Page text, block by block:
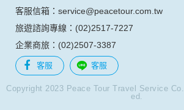
資料使用:
本公司不會向任何人出售或出借您的個人識
資料：
1.遵守法令或政府機關的要求；或我們發覺
違反本公司旗下網站的會員條款或產品、服
南。
2.為了保護使用者個人隱私，我們無法為您
客服信箱：service@peacetour.com.tw
旅遊諮詢專線：(02)2517-7227
企業商旅：(02)2507-3387
客服 客服
Copyright 2023 Peace Tour Travel Service
ed.